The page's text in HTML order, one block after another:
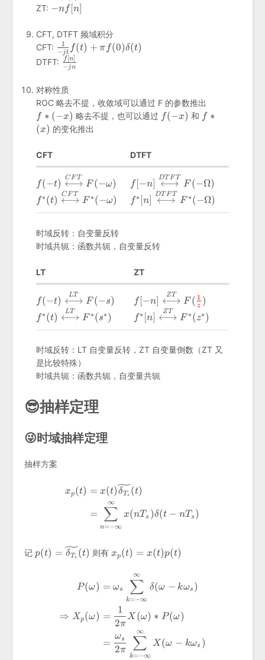
tf(t)
ZT: -
−nf[n]
CFT, DTFT 频域积分
CFT: \frac{1}{-
jt}f(t)+\pi
f(0)\delta(t)
−jt
1 f(t) + π f(0)δ(t)
DTFT: \frac{f[n]}
{-jn}
−jn
f [n]
对称性质
ROC 略去不提，收敛域可以通过 F 的参数推出
f*
(-
x)
f ∗ (−x) 略去不提，也可以通过 f(-
f(−x) 和 f*
f ∗
(x) 的变化推出
CFT DTFT
f(-t)\stackrel{CFT}
{\longleftrightarrow}F(-
\omega)
f(−t) ⟷
CFT
F (−ω)
f^*(t)\stackrel{CFT}
{\longleftrightarrow}F^*
f∗ (t) ⟷
CFT
F ∗ (−ω)
f[-n]\stackrel{DTFT}
{\longleftrightarrow}F(-
\Omega)
f[ −n] ⟷
DTF T
F (−Ω)
f^*[n]\stackrel{DTFT}
{\longleftrightarrow}F^*
f∗ n] ⟷
DTF T
F ∗ (−Ω)
时域反转：自变量反转
时域共轭：函数共轭，自变量反转
LT ZT
f(-t)\stackrel{LT}
{\longleftrightarrow}F(-
s)
f(−t) ⟷
LT
F (−s)
f^*(t)\stackrel{LT}
{\longleftrightarrow}F^*
f∗ (t) ⟷
LT
F ∗ (s∗ )
f[-n]\stackrel{ZT}
{z}})
f[−n] ⟷
ZT
F ( z
1 )
f^*[n]\stackrel{ZT}
{\longleftrightarrow}F^*
f∗ [n] ⟷
ZT
F ∗ (z∗ )
时域反转：LT 自变量反转，ZT 自变量倒数（ZT 又
是比较特殊）
时域共轭：函数共轭，自变量共轭
😎抽样定理
😜时域抽样定理
抽样方案
\begin{aligned}
xp(t) = x(t)δT s (t)
=
n=−∞
∑
∞
x(nTs )δ(t − nTs )
记 p(t)=\widetilde{\delta_{T_s}}
p(t) = δT s (t) 则有x_p(t)=x(t)p(t)
xp(t) = x(t)p(t)
\begin{aligned}
P(ω)
⇒ Xp(ω)
= ωs
k=−∞
∑
∞
δ(ω − kωs )
=
2π
1
X (ω) ∗ P(ω)
=
2π
ωs
k=−∞
∑
∞
X(ω − kωs )